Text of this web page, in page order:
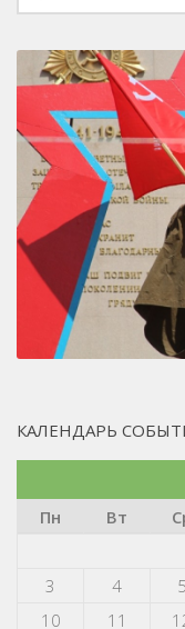
КАЛЕНДАРЬ
Пн
Вт
3
4 5
10
11